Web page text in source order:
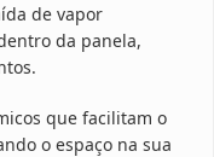
de vapor
da panela,
que facilitam o
o espaço na sua